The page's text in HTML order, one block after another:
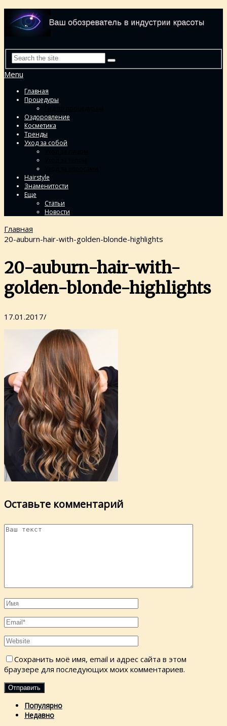
Menu
Главная
Процедуры
Оздоровление
Косметика
Тренды
Уход за собой
Hairstyle
Знаменитости
Еще
Статьи
Новости
Главная
20-auburn-hair-with-golden-blonde-highlights
20-auburn-hair-with-
golden-blonde-highlights
17.01.2017/
Оставьте комментарий
Сохранить моё имя, email и адрес сайта в этом
браузере для последующих моих комментариев.
Популярно
Недавно